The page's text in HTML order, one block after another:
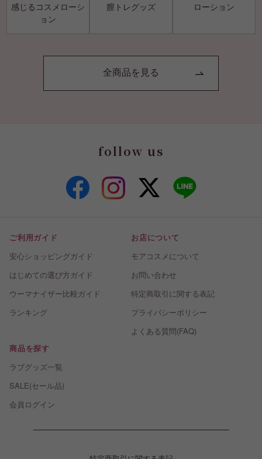
感じるコスメローシ
ョン
膣トレグッズ ローション
全商品を見る
follow us
ご利用ガイド
安心ショッピングガイド
はじめての選び方ガイド
ウーマナイザー比較ガイド
ランキング
お店について
モアコスメについて
お問い合わせ
特定商取引に関する表記
プライバシーポリシー
よくある質問(FAQ)
商品を探す
ラブグッズ一覧
SALE(セール品)
会員ログイン